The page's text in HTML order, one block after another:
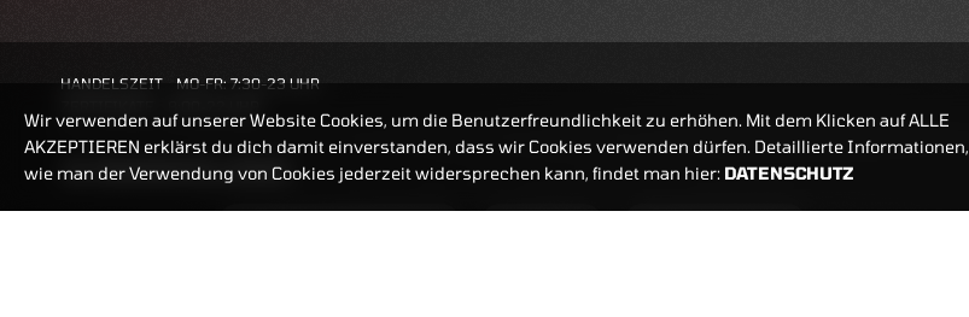
BANKEINSTELLUNGEN
HANDELSZEIT
MO-FR: 7:30-23 UHR
Wir verwenden auf unserer Website Cookies, um die Benutzerfreundlichkeit zu erhöhen. Mit dem Klicken auf ALLE
AKZEPTIEREN erklärst du dich damit einverstanden, dass wir Cookies verwenden dürfen. Detaillierte Informationen,
wie man der Verwendung von Cookies jederzeit widersprechen kann, findet man hier: DATENSCHUTZ